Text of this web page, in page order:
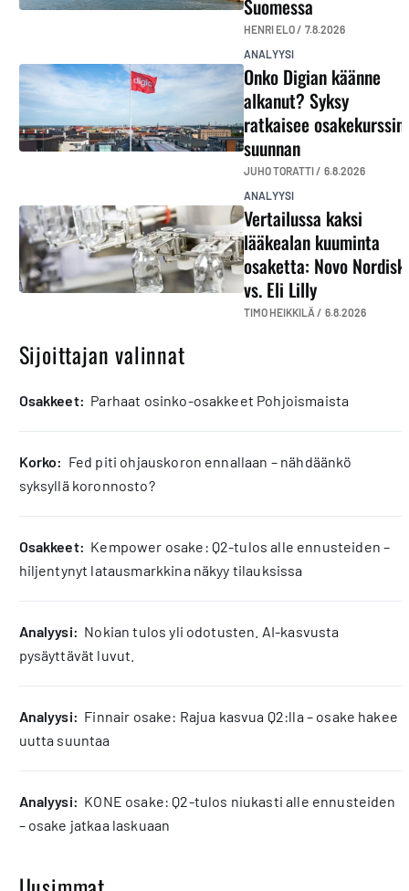
Suomessa
HENRI ELO / 7.8.2026
ANALYYSI
Onko Digian käänne
alkanut? Syksy
ratkaisee osakekurssin
suunnan
JUHO TORATTI / 6.8.2026
ANALYYSI
Vertailussa kaksi
lääkealan kuuminta
osaketta: Novo Nordisk
vs. Eli Lilly
TIMO HEIKKILÄ / 6.8.2026
Sijoittajan valinnat
osakkeet: Parhaat osinko-osakkeet Pohjoismaista
korko: Fed piti ohjauskoron ennallaan – nähdäänkö
syksyllä koronnosto?
osakkeet: Kempower osake: Q2-tulos alle ennusteiden –
hiljentynyt latausmarkkina näkyy tilauksissa
analyysi: Nokian tulos yli odotusten. AI-kasvusta
pysäyttävät luvut.
analyysi: Finnair osake: Rajua kasvua Q2:lla – osake hakee
uutta suuntaa
analyysi: KONE osake: Q2-tulos niukasti alle ennusteiden
– osake jatkaa laskuaan